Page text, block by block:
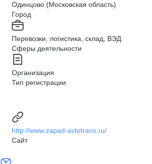
Одинцово (Московская область)
Город
Перевозки, логистика, склад, ВЭД
Сферы деятельности
Организация
Тип регистрации
http://www.zapad-avtotrans.ru/
Сайт